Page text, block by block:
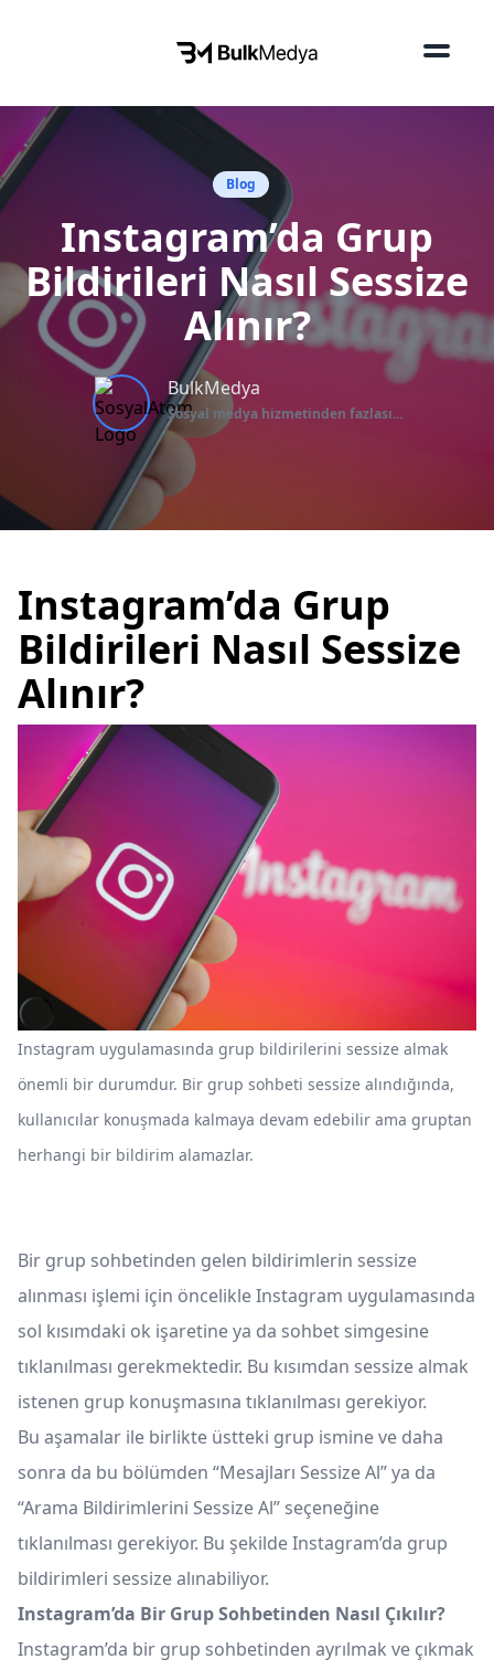
Blog
Instagram’da Grup
Bildirileri Nasıl Sessize
Alınır?
BulkMedya
Sosyal medya hizmetinden fazlası...
Instagram’da Grup
Bildirileri Nasıl Sessize
Alınır?
Instagram uygulamasında grup bildirilerini sessize almak
önemli bir durumdur. Bir grup sohbeti sessize alındığında,
kullanıcılar konuşmada kalmaya devam edebilir ama gruptan
herhangi bir bildirim alamazlar.
Bir grup sohbetinden gelen bildirimlerin sessize
alınması işlemi için öncelikle Instagram uygulamasında
sol kısımdaki ok işaretine ya da sohbet simgesine
tıklanılması gerekmektedir. Bu kısımdan sessize almak
istenen grup konuşmasına tıklanılması gerekiyor.
Bu aşamalar ile birlikte üstteki grup ismine ve daha
sonra da bu bölümden “Mesajları Sessize Al” ya da
“Arama Bildirimlerini Sessize Al” seçeneğine
tıklanılması gerekiyor. Bu şekilde Instagram’da grup
bildirimleri sessize alınabiliyor.
Instagram’da Bir Grup Sohbetinden Nasıl Çıkılır?
Instagram’da bir grup sohbetinden ayrılmak ve çıkmak